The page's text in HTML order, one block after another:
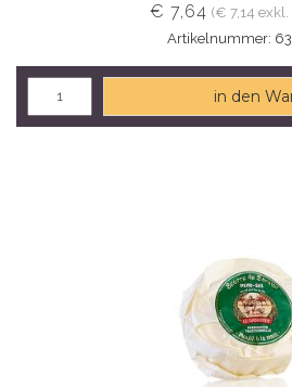
€ 7,64 (€ 7,14 exkl.
Artikelnummer:
in den